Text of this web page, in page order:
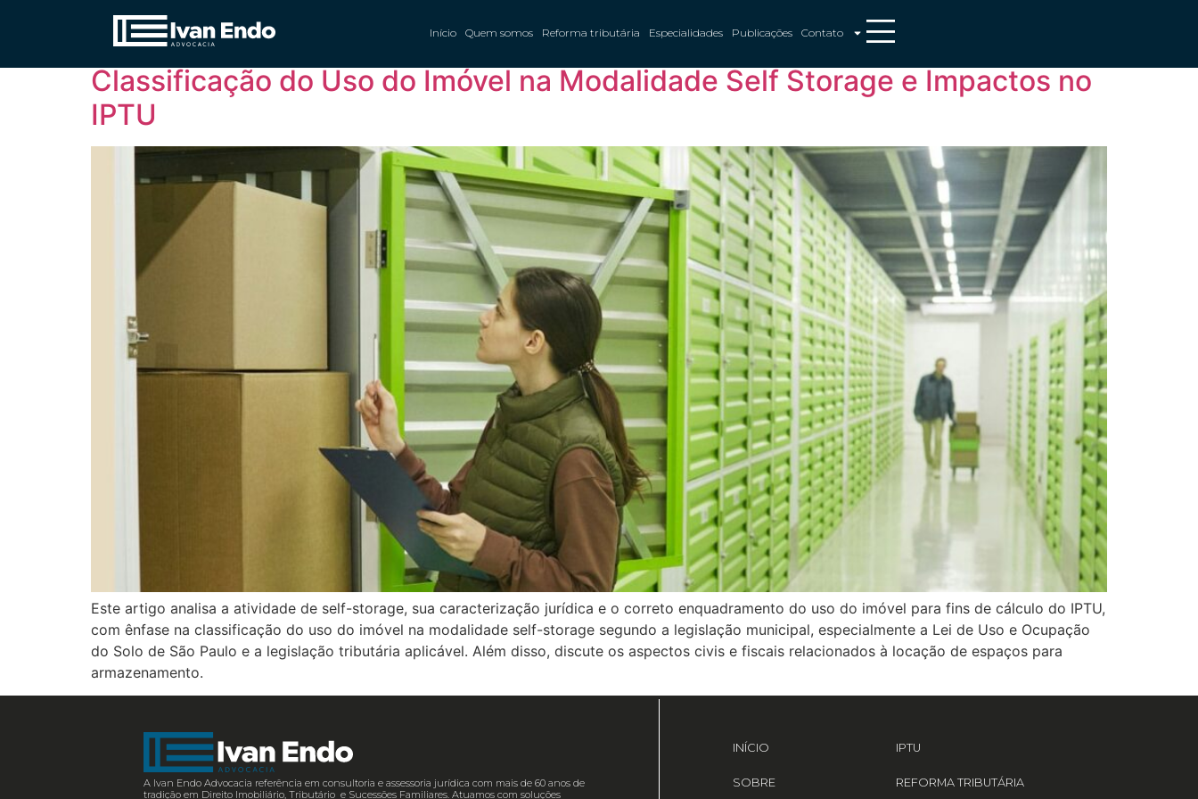
Início Quem somos Reforma tributária Especialidades Publicações Contato
Tag:Enquadramento tributário de imóveis
Classificação do Uso do Imóvel na Modalidade Self Storage e Impactos no
IPTU
Este artigo analisa a atividade de self-storage, sua caracterização jurídica e o correto enquadramento do uso do imóvel para fins de cálculo do IPTU,
com ênfase na classificação do uso do imóvel na modalidade self-storage segundo a legislação municipal, especialmente a Lei de Uso e Ocupação
do Solo de São Paulo e a legislação tributária aplicável. Além disso, discute os aspectos civis e fiscais relacionados à locação de espaços para
armazenamento.
A Ivan Endo Advocacia referência em consultoria e assessoria jurídica com mais de 60 anos de
tradição em Direito Imobiliário, Tributário e Sucessões Familiares. Atuamos com soluções
INÍCIO
SOBRE
IPTU
REFORMA TRIBUTÁRIA